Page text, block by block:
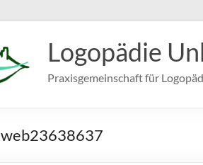
Logopädie
Praxisgemeinschaft für
web23638637